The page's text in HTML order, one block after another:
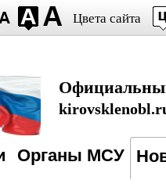
Цвета сайта
Органы МСУ